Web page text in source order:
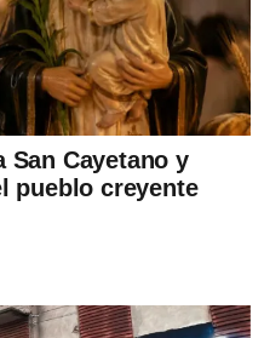
San Cayetano y
pueblo creyente